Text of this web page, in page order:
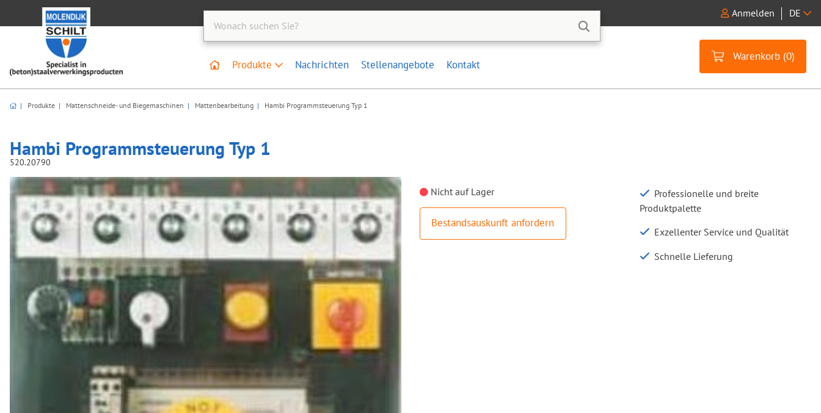
Produkte Nachrichten Stellenangebote Kontakt
Anmelden DE
Warenkorb (0)
Hambi Programmsteuerung Typ 1
Mattenbearbeitung
Mattenschneide- und Biegemaschinen
Produkte
Hambi Programmsteuerung Typ 1
520.20790
Nicht auf Lager
Bestandsauskunft anfordern
Professionelle und breite
Produktpalette
Exzellenter Service und Qualität
Schnelle Lieferung